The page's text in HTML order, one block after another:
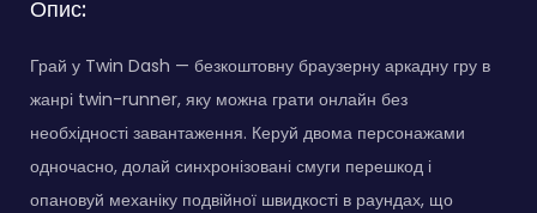
Опис:
Грай у Twin Dash — безкоштовну браузерну аркадну гру в
жанрі twin-runner, яку можна грати онлайн без
необхідності завантаження. Керуй двома персонажами
одночасно, долай синхронізовані смуги перешкод і
опановуй механіку подвійної швидкості в раундах, що